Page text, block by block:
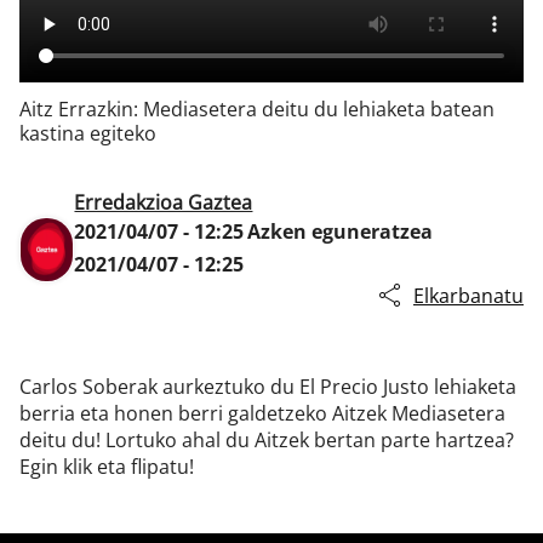
Aitz Errazkin: Mediasetera deitu du lehiaketa batean
kastina egiteko
Erredakzioa Gaztea
2021/04/07 - 12:25Azken eguneratzea
2021/04/07 - 12:25
Elkarbanatu
Carlos Soberak aurkeztuko du El Precio Justo lehiaketa
berria eta honen berri galdetzeko Aitzek Mediasetera
deitu du! Lortuko ahal du Aitzek bertan parte hartzea?
Egin klik eta flipatu!